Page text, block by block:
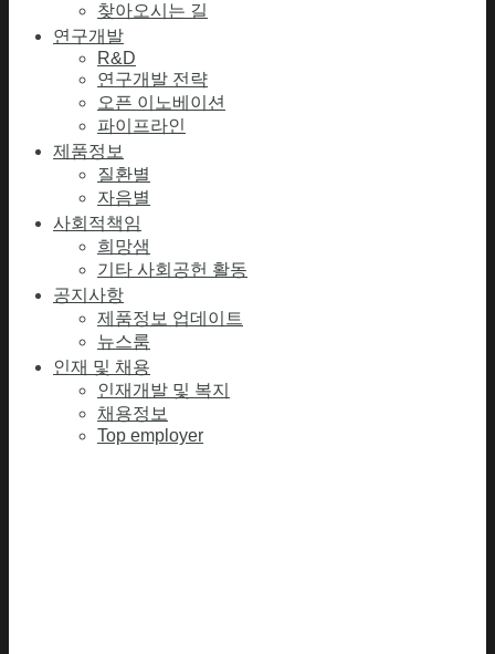
찾아오시는 길
연구개발
R&D
연구개발 전략
오픈 이노베이션
파이프라인
제품정보
질환별
자음별
사회적책임
희망샘
기타 사회공헌 활동
공지사항
제품정보 업데이트
뉴스룸
인재 및 채용
인재개발 및 복지
채용정보
Top employer